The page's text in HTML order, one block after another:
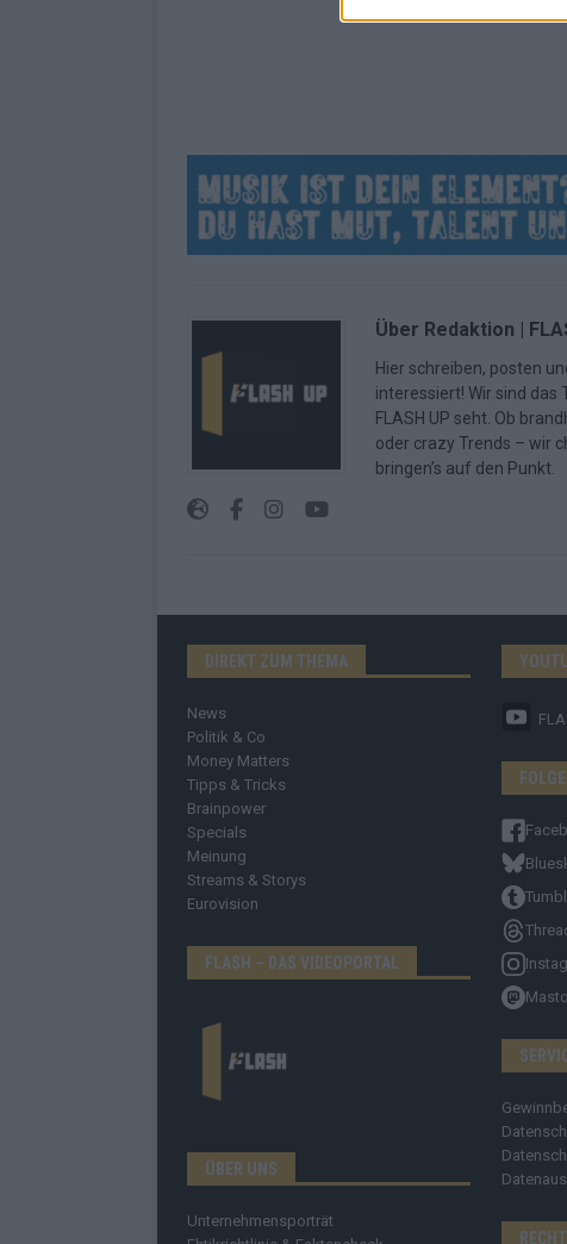
Über Redaktion |
Hier schreiben, posten
interessiert! Wir sind das
FLASH UP seht. Ob
oder crazy Trends – wir
bringen’s auf den Punkt.
DIREKT ZUM THEMA
News
Politik & Co
Money Matters
Tipps & Tricks
Brainpower
Specials
Meinung
Streams & Storys
Eurovision
FLASH – DAS VIDEOPORTAL
ÜBER UNS
Unternehmensporträt